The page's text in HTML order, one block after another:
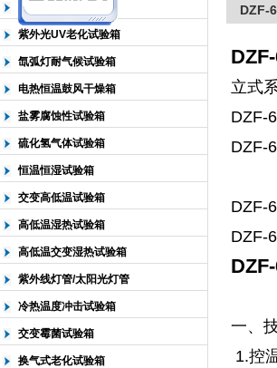
高低温检测试验箱
紫外光UV老化试验箱
氙弧灯耐气候试验箱
电热恒温鼓风干燥箱
盐雾腐蚀性试验箱
硫化氢气体试验箱
恒温恒湿试验箱
交变高低温试验箱
高低温湿热试验箱
高低温交变湿热试验箱
紫外线灯管/太阳光灯管
冷热温度冲击试验箱
交变霉菌试验箱
换气式老化试验箱
DZF-
立式
DZF-
DZF-
一、
1.控